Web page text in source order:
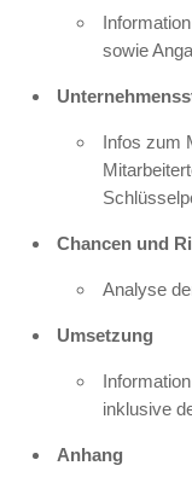
sowie
Infos zum
Chancen und
Analyse
Umsetzung
inklusive
Anhang